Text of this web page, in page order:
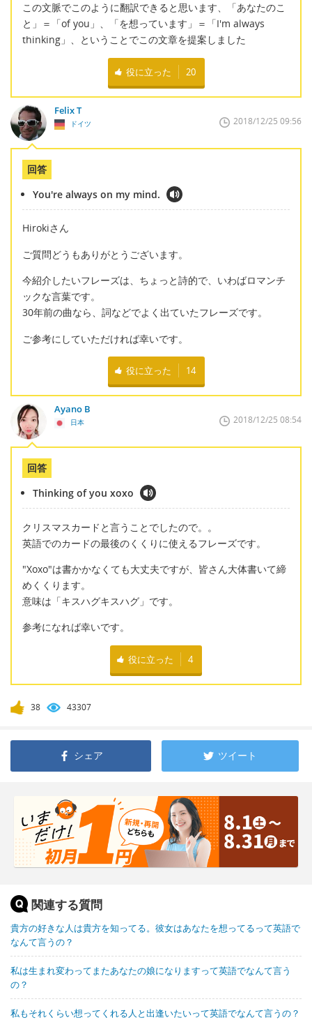
この文脈でこのように翻訳できると思います、「あなたのこ
と」＝「of you」、「を想っています」＝「I'm always
thinking」、ということでこの文章を提案しました
役に立った 20
Felix T
ドイツ 2018/12/25 09:56
回答
You're always on my mind.
Hirokiさん
ご質問どうもありがとうございます。
今紹介したいフレーズは、ちょっと詩的で、いわばロマンチ
ックな言葉です。
30年前の曲なら、詞などでよく出ていたフレーズです。
ご参考にしていただければ幸いです。
役に立った 14
Ayano B
日本 2018/12/25 08:54
回答
Thinking of you xoxo
クリスマスカードと言うことでしたので。。
英語でのカードの最後のくくりに使えるフレーズです。
"Xoxo"は書かかなくても大丈夫ですが、皆さん大体書いて締
めくくります。
意味は「キスハグキスハグ」です。
参考になれば幸いです。
役に立った 4
38 43307
シェア ツイート
関連する質問
貴方の好きな人は貴方を知ってる。彼女はあなたを想ってるって英語で
なんて言うの？
私は生まれ変わってまたあなたの娘になりますって英語でなんて言う
の？
私もそれくらい想ってくれる人と出逢いたいって英語でなんて言うの？